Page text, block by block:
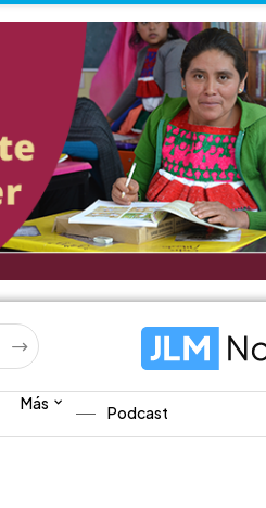
Más Podcast